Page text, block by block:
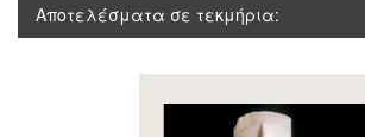
Αποτελέσματα σε τεκμήρια: